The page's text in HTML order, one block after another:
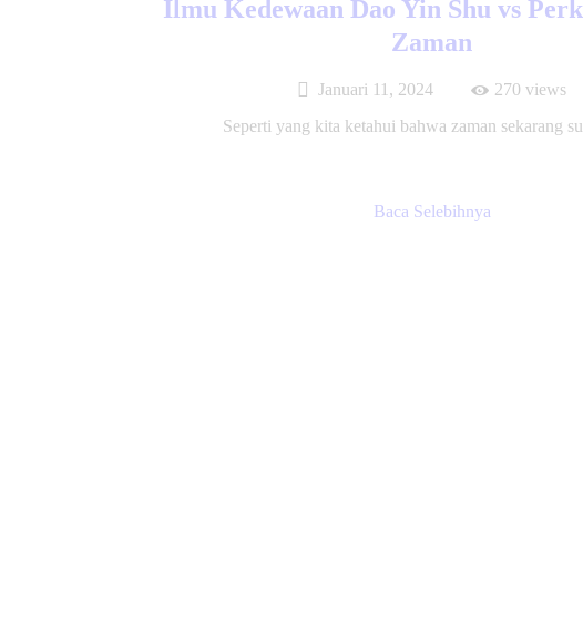
Ilmu Kedewaan Dao Yin Shu vs
Zaman
Januari 11, 2024 270 views
Seperti yang kita ketahui bahwa zaman sekarang
Baca Selebihnya